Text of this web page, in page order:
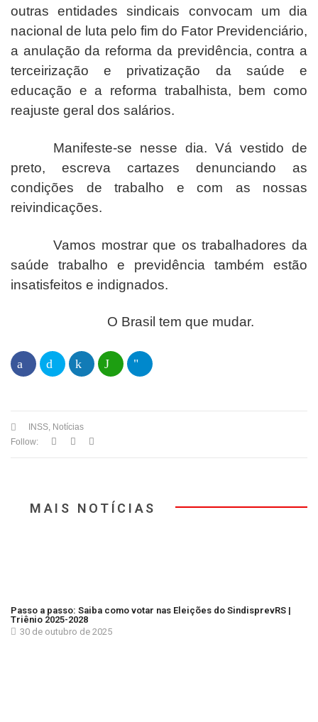
outras entidades sindicais convocam um dia
nacional de luta pelo fim do Fator Previdenciário,
a anulação da reforma da previdência, contra a
terceirização e privatização da saúde e
educação e a reforma trabalhista, bem como
reajuste geral dos salários.
Manifeste-se nesse dia. Vá vestido de
preto, escreva cartazes denunciando as
condições de trabalho e com as nossas
reivindicações.
Vamos mostrar que os trabalhadores da
saúde trabalho e previdência também estão
insatisfeitos e indignados.
O Brasil tem que mudar.
INSS, Notícias
Follow:
MAIS NOTÍCIAS
Passo a passo: Saiba como votar nas Eleições do SindisprevRS |
Triênio 2025-2028
30 de outubro de 2025